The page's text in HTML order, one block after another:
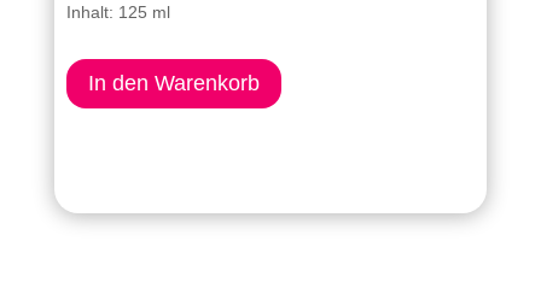
Inhalt: 125 ml
In den Warenkorb